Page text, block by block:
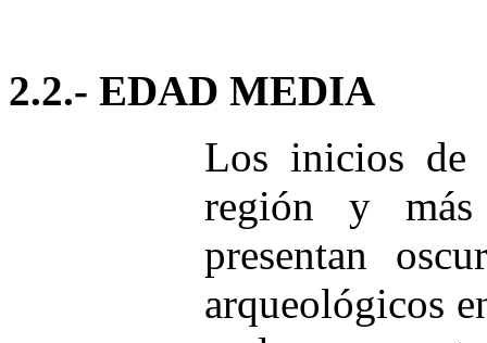
2.2.- EDAD MEDIA
Los inicios de
región y más
presentan
arqueológicos